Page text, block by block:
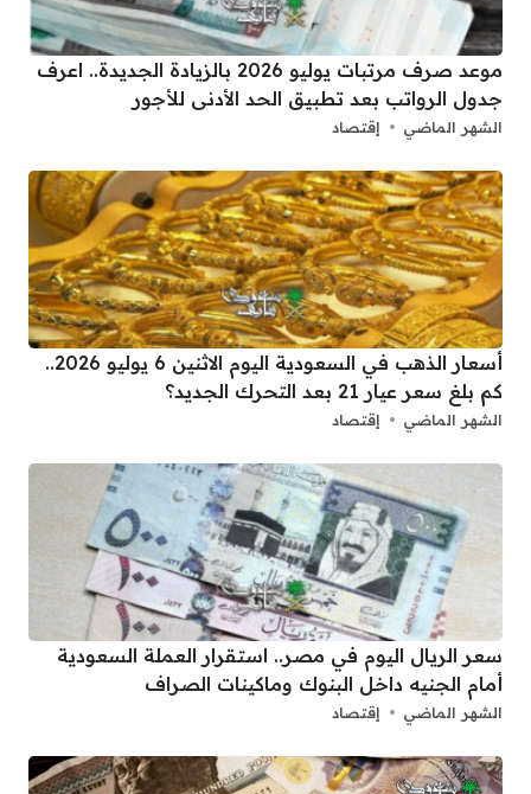
موعد صرف مرتبات يوليو 2026 بالزيادة الجديدة.. اعرف
جدول الرواتب بعد تطبيق الحد الأدنى للأجور
الشهر الماضي إقتصاد
أسعار الذهب في السعودية اليوم الاثنين 6 يوليو 2026..
كم بلغ سعر عيار 21 بعد التحرك الجديد؟
الشهر الماضي إقتصاد
سعر الريال اليوم في مصر.. استقرار العملة السعودية
أمام الجنيه داخل البنوك وماكينات الصراف
الشهر الماضي إقتصاد